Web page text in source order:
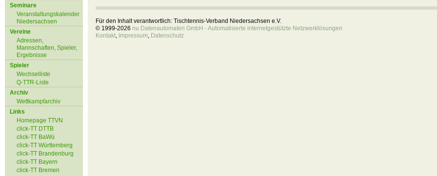
Seminare
Veranstaltungskalender
Niedersachsen
Vereine
Adressen,
Mannschaften, Spieler,
Ergebnisse
Spieler
Wechselliste
Q-TTR-Liste
Archiv
Wettkampfarchiv
Links
Homepage TTVN
click-TT DTTB
click-TT BaWü
click-TT Württemberg
click-TT Brandenburg
click-TT Bayern
click-TT Bremen
Für den Inhalt verantwortlich: Tischtennis-Verband Niedersachsen e.V.
© 1999-2026 nu Datenautomaten GmbH - Automatisierte internetgestützte Netzwerklösungen
Kontakt, Impressum, Datenschutz